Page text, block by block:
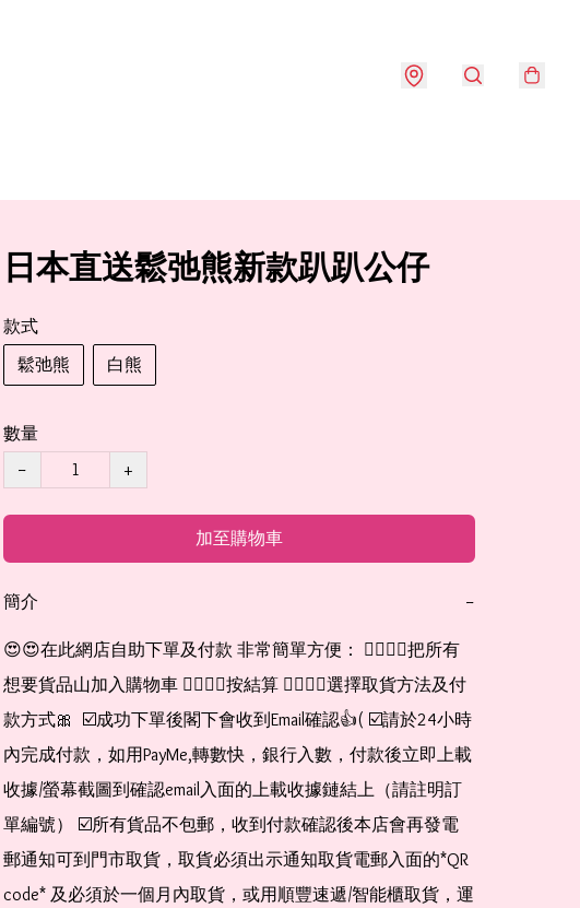
日本直送鬆弛熊新款趴趴公仔
款式
鬆弛熊
白熊
數量
−
+
加至購物車
簡介 −
😍😍在此網店自助下單及付款 非常簡單方便： 👉🏻👉🏻把所有
想要貨品山加入購物車 👉🏻👉🏻按結算 👉🏻👉🏻選擇取貨方法及付
款方式🎀  ☑️成功下單後閣下會收到Email確認👍( ☑️請於24小時
內完成付款，如用PayMe,轉數快，銀行入數，付款後立即上載
收據/螢幕截圖到確認email入面的上載收據鏈結上（請註明訂
單編號） ☑️所有貨品不包郵，收到付款確認後本店會再發電
郵通知可到門市取貨，取貨必須出示通知取貨電郵入面的*QR
code* 及必須於一個月內取貨，或用順豐速遞/智能櫃取貨，運